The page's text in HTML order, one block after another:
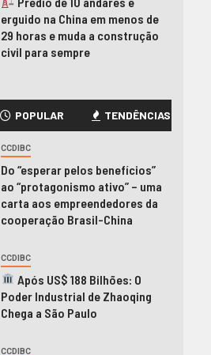
erguido na China em menos de
29 horas e muda a construção
civil para sempre
POPULAR TENDÊNCIAS
CCDIBC
Do “esperar pelos benefícios”
ao “protagonismo ativo” – uma
carta aos empreendedores da
cooperação Brasil-China
CCDIBC
Após US$ 188 Bilhões: O
Poder Industrial de Zhaoqing
Chega a São Paulo
CCDIBC